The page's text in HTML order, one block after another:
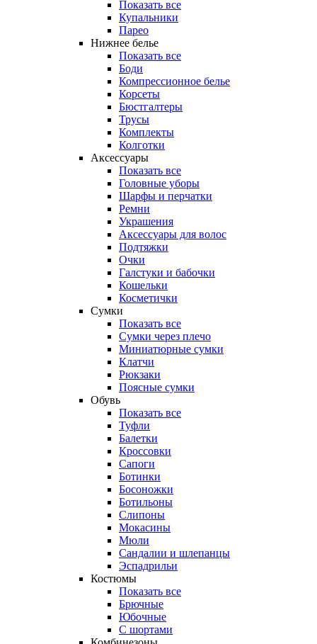
Показать все
Купальники
Парео
Нижнее белье
Показать все
Боди
Компрессионное белье
Корсеты
Бюстгалтеры
Трусы
Комплекты
Колготки
Аксессуары
Показать все
Головные уборы
Шарфы и перчатки
Ремни
Украшения
Аксессуары для волос
Подтяжки
Очки
Галстуки и бабочки
Кошельки
Косметички
Сумки
Показать все
Сумки через плечо
Миниатюрные cумки
Клатчи
Рюкзаки
Поясные сумки
Обувь
Показать все
Туфли
Балетки
Кроссовки
Сапоги
Ботинки
Босоножки
Ботильоны
Слипоны
Мокасины
Мюли
Сандалии и шлепанцы
Эспадрильи
Костюмы
Показать все
Брючные
Юбочные
С шортами